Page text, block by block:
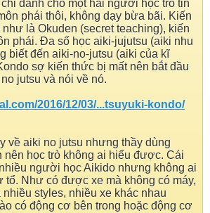
dành cho một hai người học trò tin
phái thôi, không dạy bừa bãi. Kiến
là Okuden (secret teaching), kiến
phái. Đa số học aiki-jujutsu (aiki nhu
biết đến aiki-no-jutsu (aiki của kĩ
sợ kiến thức bị mất nên bắt đầu
jutsu và nói về nó.
2016/12/03/...tsuyuki-kondo/
về aiki no jutsu nhưng thầy dùng
nên học trò không ai hiểu được. Cái
người học Aikido nhưng không ai
Như có được xe mà không có máy,
nhiều styles, nhiều xe khác nhau
có động cơ bên trong hoặc động cơ